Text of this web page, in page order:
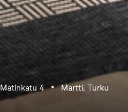
Matinkatu 4 Martti, Turku